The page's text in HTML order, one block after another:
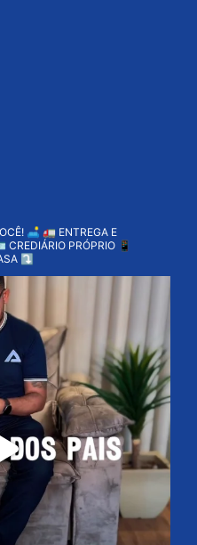
🛋️ 🚛 ENTREGA E
CREDIÁRIO PRÓPRIO 📱
⤵️